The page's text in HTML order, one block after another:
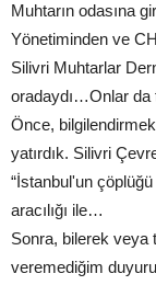
Muhtarın odasına
Yönetiminden ve
Silivri Muhtarlar
oradaydı…Onlar da
Önce,
yatırdık. Silivri
“İstanbul'un
aracılığı ile…
Sonra, bilerek veya
veremediğim